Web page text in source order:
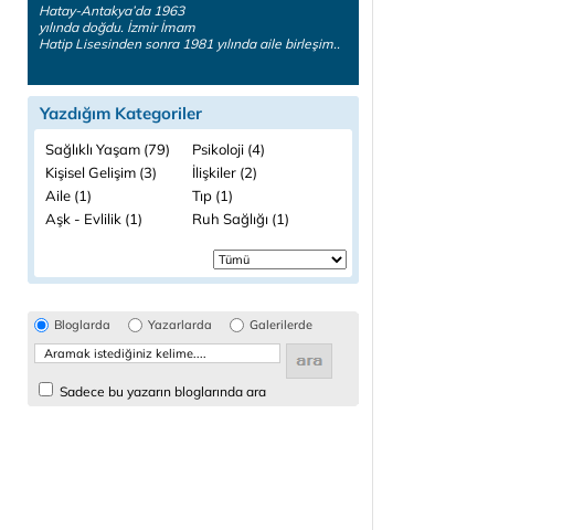
Hatay-Antakya’da 1963
yılında doğdu. İzmir İmam
Hatip Lisesinden sonra 1981 yılında aile birleşim..
Yazdığım Kategoriler
Sağlıklı Yaşam (79)
Psikoloji (4)
Kişisel Gelişim (3)
İlişkiler (2)
Aile (1)
Tıp (1)
Aşk - Evlilik (1)
Ruh Sağlığı (1)
Bloglarda Yazarlarda Galerilerde
Sadece bu yazarın bloglarında ara